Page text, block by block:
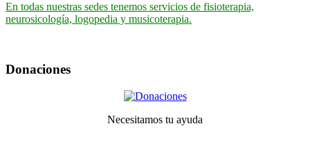
En todas nuestras sedes tenemos servicios de fisioterapia,
neurosicología, logopedia y musicoterapia.
Donaciones
Necesitamos tu ayuda